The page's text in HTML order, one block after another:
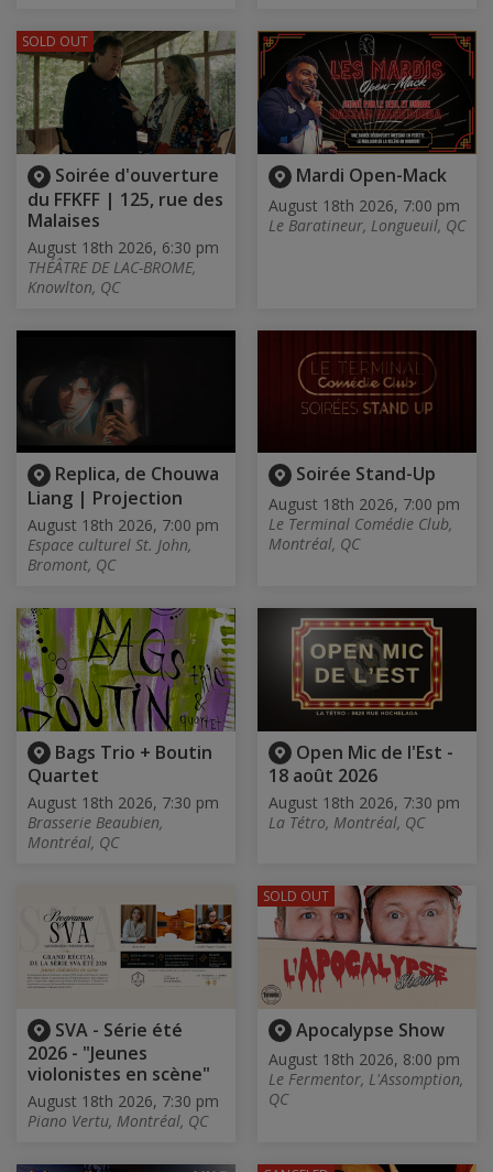
Soirée d'ouverture
du FFKFF | 125, rue des
Malaises
August 18th 2026, 6:30 pm
THÉÂTRE DE LAC-BROME,
Knowlton, QC
SOLD OUT
Mardi Open-Mack
August 18th 2026, 7:00 pm
Le Baratineur, Longueuil, QC
Replica, de Chouwa
Liang | Projection
August 18th 2026, 7:00 pm
Espace culturel St. John,
Bromont, QC
Soirée Stand-Up
August 18th 2026, 7:00 pm
Le Terminal Comédie Club,
Montréal, QC
Bags Trio + Boutin
Quartet
August 18th 2026, 7:30 pm
Brasserie Beaubien,
Montréal, QC
Open Mic de l'Est -
18 août 2026
August 18th 2026, 7:30 pm
La Tétro, Montréal, QC
SVA - Série été
2026 - "Jeunes
violonistes en scène"
August 18th 2026, 7:30 pm
Piano Vertu, Montréal, QC
Apocalypse Show
August 18th 2026, 8:00 pm
Le Fermentor, L'Assomption,
QC
SOLD OUT